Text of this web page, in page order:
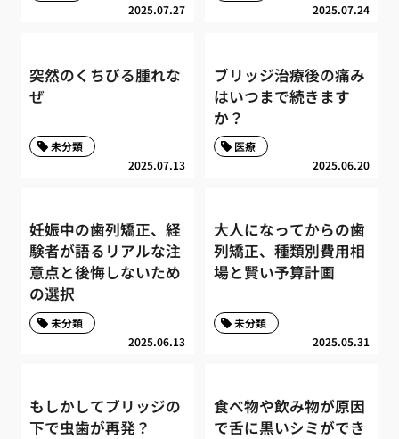
2025.07.27 2025.07.24
突然のくちびる腫れな
ぜ
2025.07.13
未分類
ブリッジ治療後の痛み
はいつまで続きます
か？
2025.06.20
医療
妊娠中の歯列矯正、経
験者が語るリアルな注
意点と後悔しないため
の選択
2025.06.13
未分類
大人になってからの歯
列矯正、種類別費用相
場と賢い予算計画
2025.05.31
未分類
もしかしてブリッジの
下で虫歯が再発？
食べ物や飲み物が原因
で舌に黒いシミができ